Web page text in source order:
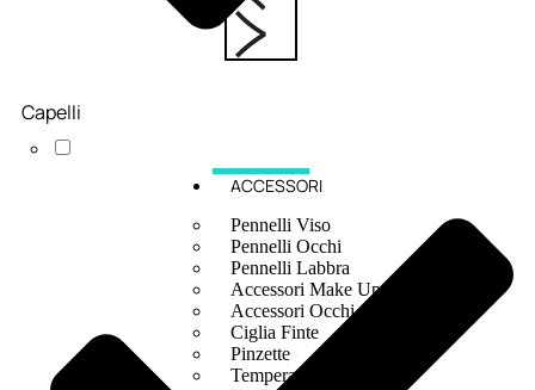
ACCESSORI
Pennelli Viso
Pennelli Occhi
Pennelli Labbra
Accessori Make Up
Accessori Occhi
Ciglia Finte
Pinzette
Temperamatite
Capelli